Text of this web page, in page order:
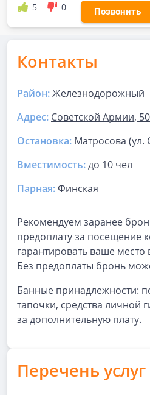
5 0 Позвонить
Контакты
Район:Железнодорожный
Адрес: Советской Армии,
Остановка: Матросова (ул.
Вместимость:до 10 чел
Парная:Финская
Рекомендуем заранее
предоплату за посещение
гарантировать ваше
Без предоплаты бронь
Банные принадлежности:
тапочки, средства личной
за дополнительную плату.
Перечень услуг